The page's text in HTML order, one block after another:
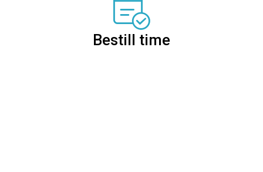
Osteopati, fysioterapi
og massasje i Oslo –
Bestill time